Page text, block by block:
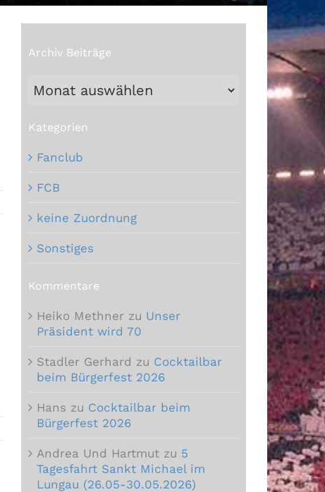
Archiv Beiträge
Beiträge
Kategorien
Fanclub
FCB
keine Zuordnung
Sonstiges
Kommentare
Heiko Methner zu Unser
Präsident wird 70
Stadler Gerhard zu Cocktailbar
beim Bürgerfest 2026
Hans zu Cocktailbar beim
Bürgerfest 2026
Andrea Und Hartmut zu 5
Tagesfahrt Sankt Michael im
Lungau (26.05-30.05.2026)